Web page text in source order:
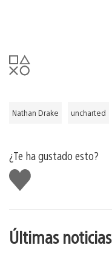
Nathan Drake uncharted
¿Te ha gustado esto?
Me
gusta
Últimas noticias